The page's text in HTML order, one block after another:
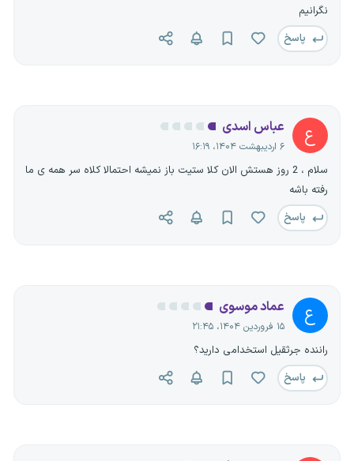
نگرانیم
پاسخ
ع عباس اسدی
۶ اردیبهشت ۱۴۰۴، ۱۶:۱۹
سلام ، 2 روز هستش الان کلا ستیت باز نمیشه احتمالا کلاه سر همه ی ما
رفته باشه
پاسخ
ع عماد موسوی
۱۵ فروردین ۱۴۰۴، ۲۱:۴۵
راننده جرثقیل استخدامی دارید؟
پاسخ